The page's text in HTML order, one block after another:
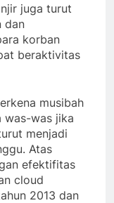
juga turut
dan
korban
beraktivitas
musibah
was-was jika
menjadi
Atas
efektifitas
cloud
2013 dan